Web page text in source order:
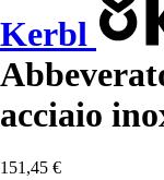
Kerbl
acciaio
151,45 €